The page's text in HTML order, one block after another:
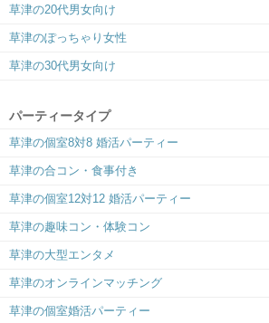
草津の20代男女向け
草津のぽっちゃり女性
草津の30代男女向け
パーティータイプ
草津の個室8対8 婚活パーティー
草津の合コン・食事付き
草津の個室12対12 婚活パーティー
草津の趣味コン・体験コン
草津の大型エンタメ
草津のオンラインマッチング
草津の個室婚活パーティー